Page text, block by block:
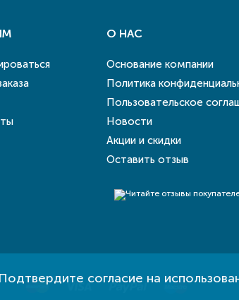
согласие на
О НАС
Основание компании
Политика
Пользовательское
Новости
Акции и скидки
Оставить отзыв